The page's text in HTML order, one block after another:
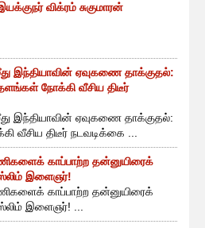
விக்ரம் சுகுமாரன்
இந்தியாவின் ஏவுகணை தாக்குதல்:
நோக்கி வீசிய திடீர்
இந்தியாவின் ஏவுகணை தாக்குதல்:
வீசிய திடீர் நடவடிக்கை ...
காப்பாற்ற தன்னுயிரைக்
இளைஞர்!
காப்பாற்ற தன்னுயிரைக்
இளைஞர்! ...